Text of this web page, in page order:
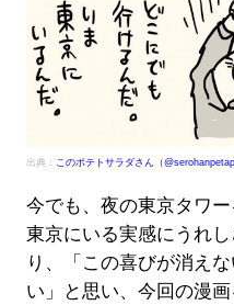
出典： このポテトサラダさん（
今でも、夜の東京タワー
東京にいる実感にうれ
り、「この喜びが消え
い」と思い、今回の漫画